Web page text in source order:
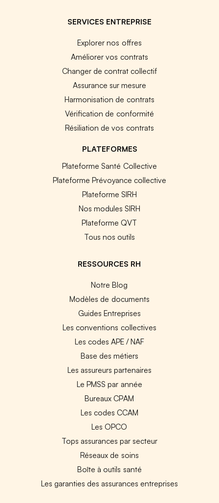
SERVICES ENTREPRISE
Explorer nos offres
Améliorer vos contrats
Changer de contrat collectif
Assurance sur mesure
Harmonisation de contrats
Vérification de conformité
Résiliation de vos contrats
PLATEFORMES
Plateforme Santé Collective
Plateforme Prévoyance collective
Plateforme SIRH
Nos modules SIRH
Plateforme QVT
Tous nos outils
RESSOURCES RH
Notre Blog
Modèles de documents
Guides Entreprises
Les conventions collectives
Les codes APE / NAF
Base des métiers
Les assureurs partenaires
Le PMSS par année
Bureaux CPAM
Les codes CCAM
Les OPCO
Tops assurances par secteur
Réseaux de soins
Boîte à outils santé
Les garanties des assurances entreprises